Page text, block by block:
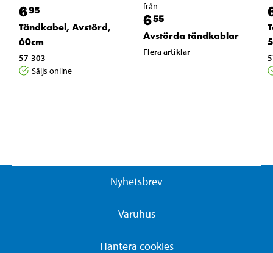
695
Tändkabel, Avstörd,
60cm
57-303
Säljs online
från
655
Avstörda tändkablar
Flera artiklar
Nyhetsbrev
Varuhus
Hantera cookies